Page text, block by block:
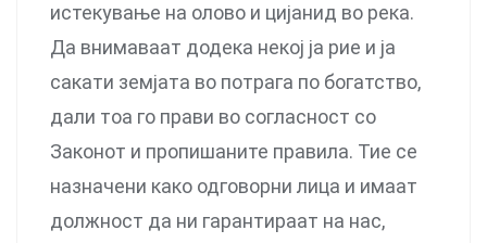
истекување на олово и цијанид во река.
Да внимаваат додека некој ја рие и ја
сакати земјата во потрага по богатство,
дали тоа го прави во согласност со
Законот и пропишаните правила. Тие се
назначени како одговорни лица и имаат
должност да ни гарантираат на нас,